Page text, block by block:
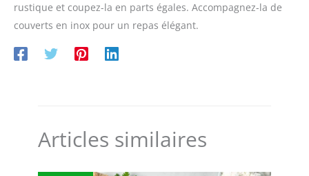
rustique et coupez-la en parts égales. Accompagnez-la de
couverts en inox pour un repas élégant.
Articles similaires